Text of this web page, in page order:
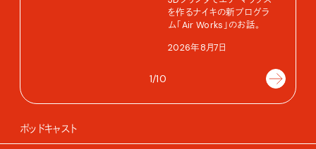
を作るナイキの新プログラ
ム「Air Works」のお話。
2026年8月7日
1/10
ポッドキャスト